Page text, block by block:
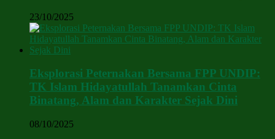
23/10/2025
Eksplorasi Peternakan Bersama FPP UNDIP:
TK Islam Hidayatullah Tanamkan Cinta
Binatang, Alam dan Karakter Sejak Dini
08/10/2025